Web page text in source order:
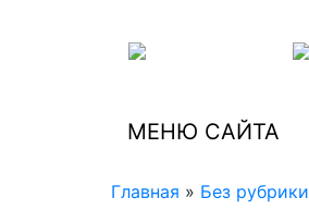
МЕНЮ САЙТА
Главная » Без рубрики